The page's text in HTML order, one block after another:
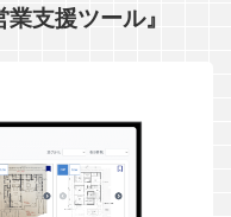
支援ツール』